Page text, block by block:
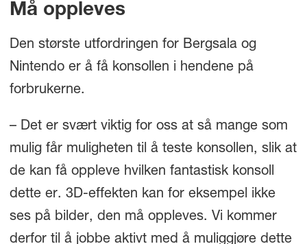
Må oppleves
Den største utfordringen for Bergsala og
Nintendo er å få konsollen i hendene på
forbrukerne.
– Det er svært viktig for oss at så mange som
mulig får muligheten til å teste konsollen, slik at
de kan få oppleve hvilken fantastisk konsoll
dette er. 3D-effekten kan for eksempel ikke
ses på bilder, den må oppleves. Vi kommer
derfor til å jobbe aktivt med å muliggjøre dette